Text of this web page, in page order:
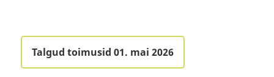
Talgud toimusid 01. mai 2026